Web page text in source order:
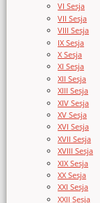
VI Sesja
VII Sesja
VIII Sesja
IX Sesja
X Sesja
XI Sesja
XII Sesja
XIII Sesja
XIV Sesja
XV Sesja
XVI Sesja
XVII Sesja
XVIII Sesja
XIX Sesja
XX Sesja
XXI Sesja
XXII Sesja